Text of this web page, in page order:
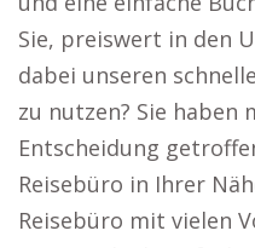
Sie, preiswert in den
dabei unseren
zu nutzen? Sie
Entscheidung
Reisebüro in Ihrer
Reisebüro mit vielen